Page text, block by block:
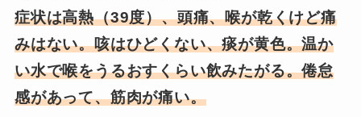
症状は高熱（39度）、頭痛、喉が乾くけど痛
みはない。咳はひどくない、痰が黄色。温か
い水で喉をうるおすくらい飲みたがる。倦怠
感があって、筋肉が痛い。